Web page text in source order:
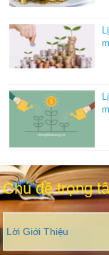
Chủ đề trọng
Lời Giới Thiệu